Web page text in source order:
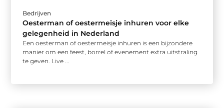
Bedrijven
Oesterman of oestermeisje inhuren voor elke
gelegenheid in Nederland
Een oesterman of oestermeisje inhuren is een bijzondere
manier om een feest, borrel of evenement extra uitstraling
te geven. Live ...